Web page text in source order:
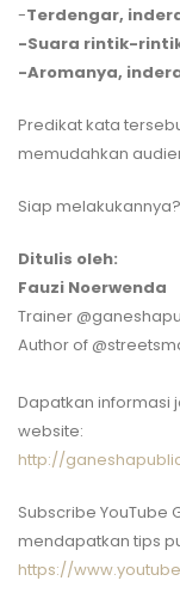
-Terdengar,
-Suara rintik-
-Aromanya,
Predikat kata
memudahkan
Siap melakukannya?
Ditulis oleh:⁣⁣⁣⁣⁣⁣⁣⁣
Fauzi Noerwenda⁣⁣⁣⁣⁣⁣⁣⁣⁣
Trainer
Author of
Dapatkan informasi
website:
http://
Subscribe YouTube
mendapatkan tips
https://